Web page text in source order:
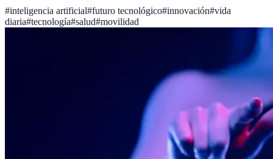
#inteligencia artificial#futuro tecnológico#innovación#vida
diaria#tecnología#salud#movilidad